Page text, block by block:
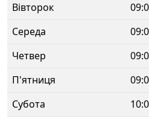
Вівторок
Середа
Четвер
П'ятниця
Субота